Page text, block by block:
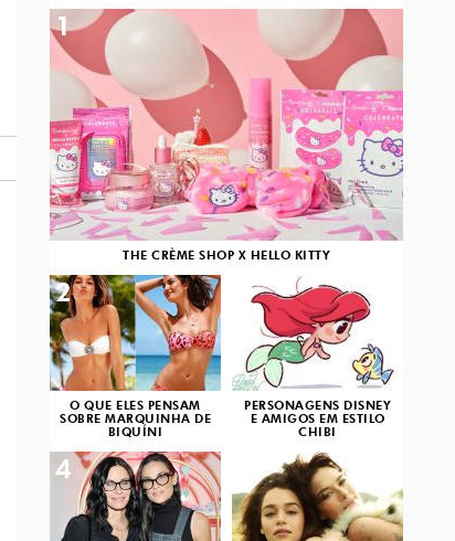
THE CRÈME SHOP X HELLO KITTY
1
O QUE ELES PENSAM
SOBRE MARQUINHA DE
BIQUÍNI
2
PERSONAGENS DISNEY
E AMIGOS EM ESTILO
CHIBI
3
4